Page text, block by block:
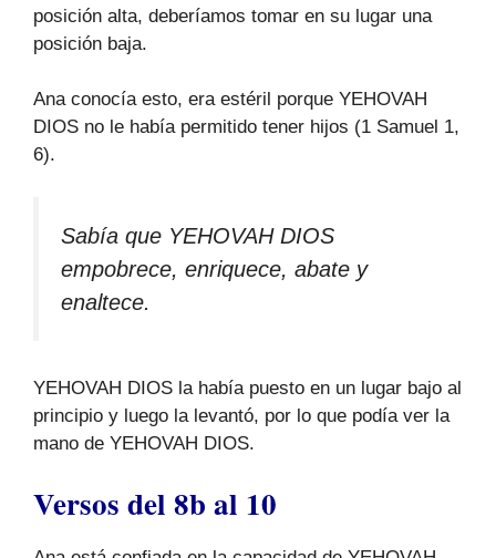
posición alta, deberíamos tomar en su lugar una
posición baja.
Ana conocía esto, era estéril porque YEHOVAH
DIOS no le había permitido tener hijos (1 Samuel 1,
6).
Sabía que YEHOVAH DIOS
empobrece, enriquece, abate y
enaltece.
YEHOVAH DIOS la había puesto en un lugar bajo al
principio y luego la levantó, por lo que podía ver la
mano de YEHOVAH DIOS.
Versos del 8b al 10